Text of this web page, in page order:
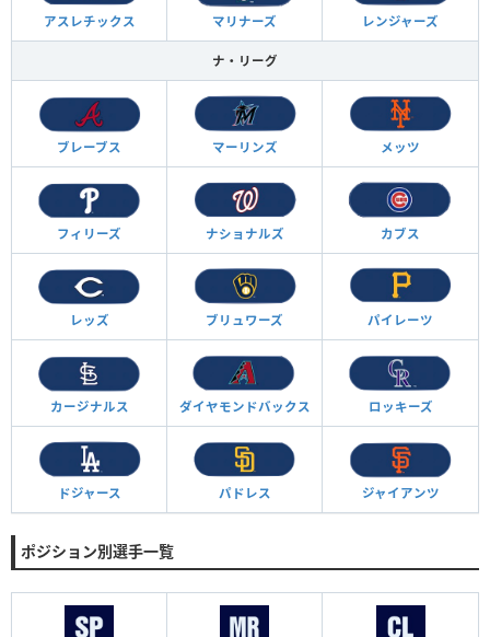
アスレチックス マリナーズ レンジャーズ
ナ・リーグ
ブレーブス マーリンズ メッツ
フィリーズ ナショナルズ カブス
レッズ ブリュワーズ パイレーツ
カージナルス ダイヤモンドバックス ロッキーズ
ドジャース パドレス ジャイアンツ
ポジション別選手一覧